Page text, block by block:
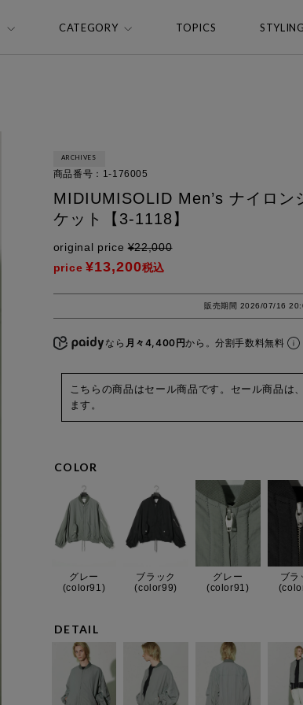
CATEGORY TOPICS STYLING
COLOR
グレー
(color91)
ブラック
(color99)
グレー
(color91)
ブラ
DETAIL
ARCHIVES
商品番号 1-176005
MIDIUMISOLID Men’s ナイロン
ケット【3-1118】
original price ¥22,000
price ¥13,200税込
販売期間 2026/07/16
なら 月々4,400円から。分割手数料無料
こちらの商品はセール商品です。セール商品は
ます。